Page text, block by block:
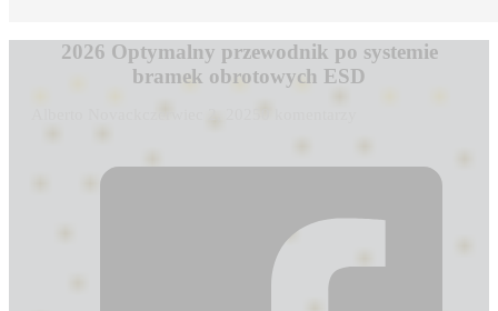
2026 Optymalny przewodnik po systemie
bramek obrotowych ESD